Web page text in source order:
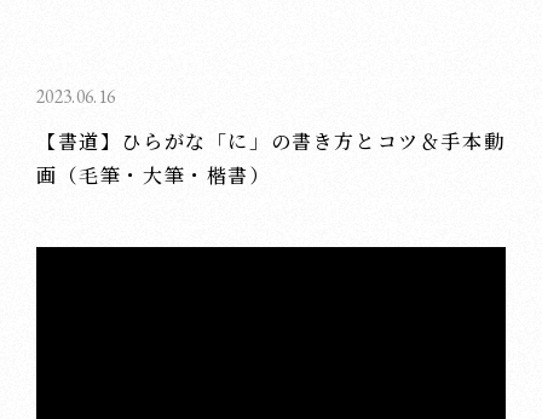
2023.06.16
【書道】ひらがな「に」の書き方とコツ＆手本動
画（毛筆・大筆・楷書）